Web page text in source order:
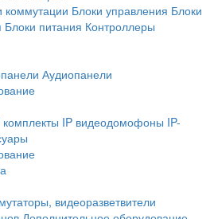
коммутации Блоки управления Блоки
Блоки питания Контроллеры
Аудиопанели
IP видеодомофоны IP-
видеоразветвители